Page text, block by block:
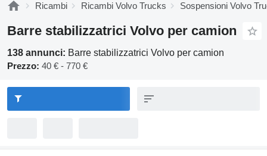
Ricambi Ricambi Volvo Trucks Sospensioni Volvo
Barre stabilizzatrici Volvo per camion
138 annunci: Barre stabilizzatrici Volvo per camion
Prezzo: 40 € - 770 €